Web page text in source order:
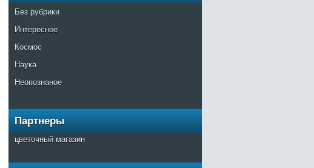
Без рубрики
Интересное
Космос
Наука
Неопознаное
Партнеры
цветочный магазин